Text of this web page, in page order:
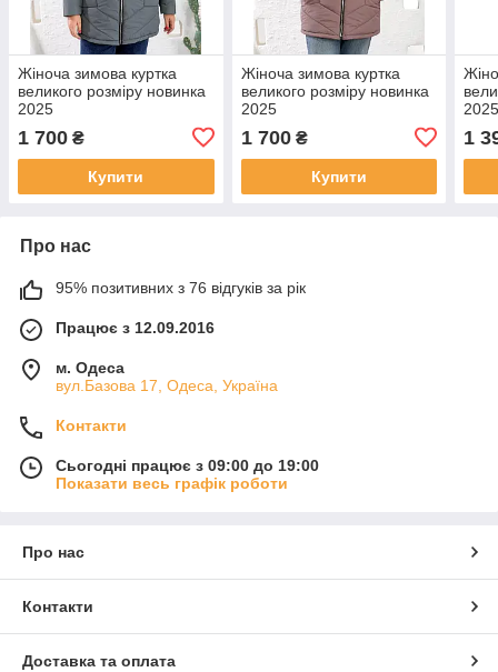
Жіноча зимова куртка
великого розміру новинка
2025
1 700 ₴
Купити
Жіноча зимова куртка
великого розміру новинка
2025
1 700₴
Купити
1
Про нас
95% позитивних з 76 відгуків за рік
Працює з 12.09.2016
м. Одеса
вул.Базова 17, Одеса, Україна
Контакти
Сьогодні працює з 09:00 до 19:00
Показати весь графік роботи
Про нас
Контакти
Доставка та оплата